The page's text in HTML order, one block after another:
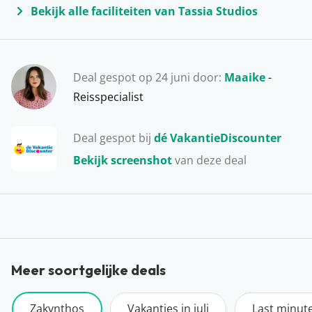
Deal gespot op 24 juni door: Maaike-
Reisspecialist
Deal gespot bij dé VakantieDiscounter
Bekijk screenshotvan deze deal
vakantieganger heeft het hier naar zijn zin. Wandelen
Wat de vakantie helemaal compleet maakt is een dagje
varen. Huur zelf een bootje of ga mee op één van de
tours naar bijvoorbeeld Shipwreck Beach. Een dikke
Bekijk alle faciliteiten van Tassia Studios
Meer soortgelijke deals
Zakynthos Vakanties in juli Last